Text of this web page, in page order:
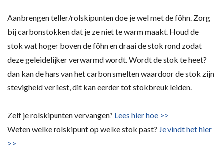
Aanbrengen teller/rolskipunten doe je wel met de föhn. Zorg
bij carbonstokken dat je ze niet te warm maakt. Houd de
stok wat hoger boven de föhn en draai de stok rond zodat
deze geleidelijker verwarmd wordt. Wordt de stok te heet?
dan kan de hars van het carbon smelten waardoor de stok zijn
stevigheid verliest, dit kan eerder tot stokbreuk leiden.
Zelf je rolskipunten vervangen? Lees hier hoe >>
Weten welke rolskipunt op welke stok past? Je vindt het hier
>>